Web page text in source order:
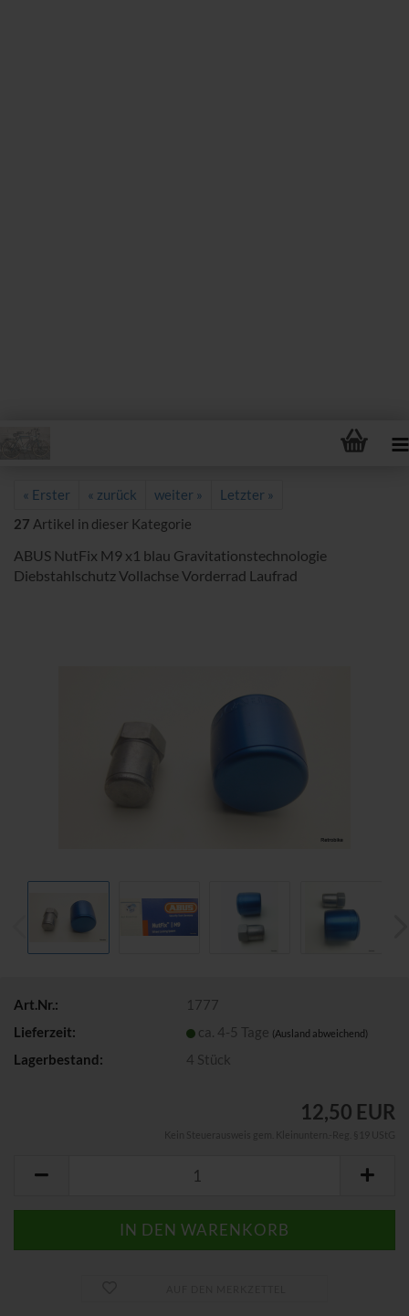
« Erster « zurück weiter »
Letzter »
27 Artikel in dieser Kategorie
ABUS NutFix M9 x1 blau Gravitationstechnologie
Diebstahlschutz Vollachse Vorderrad Laufrad
Art.Nr.:
1777
Lieferzeit:
ca. 4-5 Tage (Ausland abweichend)
Lagerbestand: 4 Stück
12,50 EUR